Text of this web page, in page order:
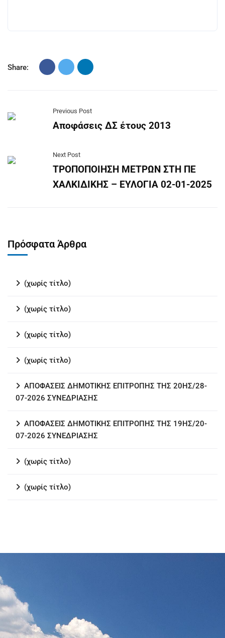
Share:
Previous Post
Αποφάσεις ΔΣ έτους 2013
Next Post
ΤΡΟΠΟΠΟΙΗΣΗ ΜΕΤΡΩΝ ΣΤΗ ΠΕ
ΧΑΛΚΙΔΙΚΗΣ – ΕΥΛΟΓΙΑ 02-01-2025
Πρόσφατα Άρθρα
(χωρίς τίτλο)
(χωρίς τίτλο)
(χωρίς τίτλο)
(χωρίς τίτλο)
ΑΠΟΦΑΣΕΙΣ ΔΗΜΟΤΙΚΗΣ ΕΠΙΤΡΟΠΗΣ ΤΗΣ 20ΗΣ/28-
07-2026 ΣΥΝΕΔΡΙΑΣΗΣ
ΑΠΟΦΑΣΕΙΣ ΔΗΜΟΤΙΚΗΣ ΕΠΙΤΡΟΠΗΣ ΤΗΣ 19ΗΣ/20-
07-2026 ΣΥΝΕΔΡΙΑΣΗΣ
(χωρίς τίτλο)
(χωρίς τίτλο)